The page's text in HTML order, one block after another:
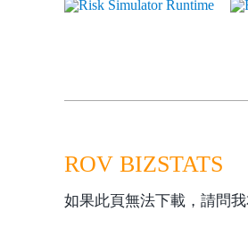
ROV BIZSTATS
如果此頁無法下載，請問